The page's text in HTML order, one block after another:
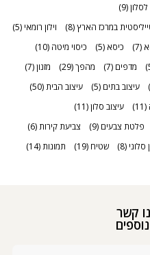
(9)
במרכז הארץ(8) וילון רומאי (5)
(7) כיסא (5) כיסוי מיטה (10)
מדפים (7) מהפך(29) מזנון(7)
עיצוב בתים (5) עיצוב הבית(50)
(11) עיצוב סלון(11)
פלטת צבעים (9) צביעת קירות(6)
סלוני (8) שטיח (19) תמונות(14)
קשר